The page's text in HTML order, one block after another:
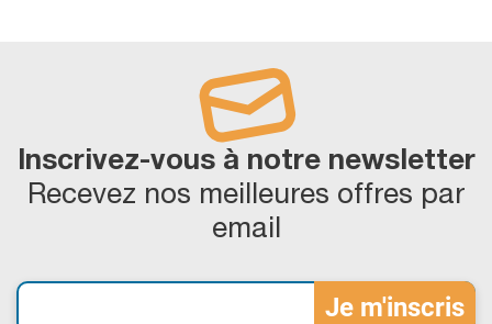
Inscrivez-vous à notre newsletter
Recevez nos meilleures offres par
email